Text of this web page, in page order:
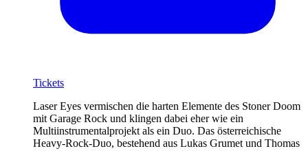
Tickets
Laser Eyes vermischen die harten Elemente des Stoner Doom
mit Garage Rock und klingen dabei eher wie ein
Multiinstrumentalprojekt als ein Duo. Das österreichische
Heavy-Rock-Duo, bestehend aus Lukas Grumet und Thomas